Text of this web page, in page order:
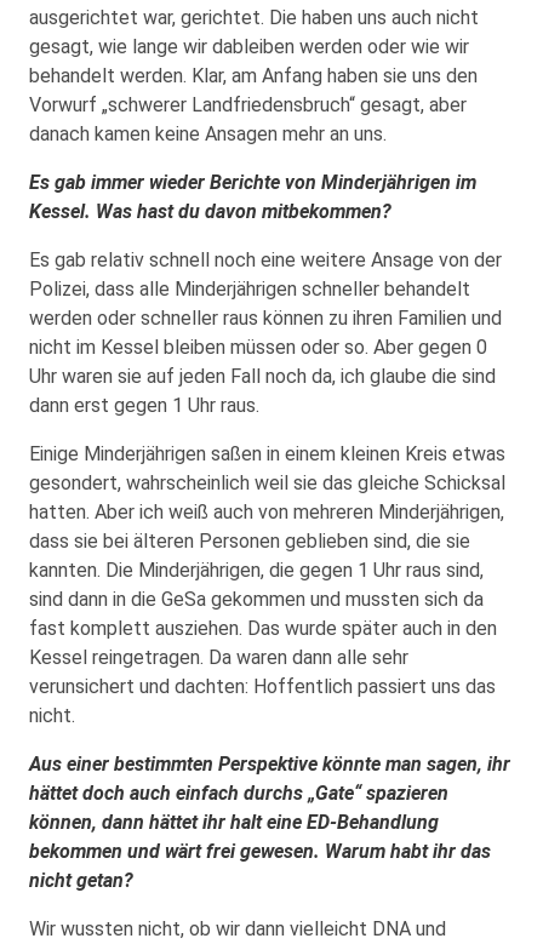
ausgerichtet war, gerichtet. Die haben uns auch nicht
gesagt, wie lange wir dableiben werden oder wie wir
behandelt werden. Klar, am Anfang haben sie uns den
Vorwurf „schwerer Landfriedensbruch“ gesagt, aber
danach kamen keine Ansagen mehr an uns.
Es gab immer wieder Berichte von Minderjährigen im
Kessel. Was hast du davon mitbekommen?
Es gab relativ schnell noch eine weitere Ansage von der
Polizei, dass alle Minderjährigen schneller behandelt
werden oder schneller raus können zu ihren Familien und
nicht im Kessel bleiben müssen oder so. Aber gegen 0
Uhr waren sie auf jeden Fall noch da, ich glaube die sind
dann erst gegen 1 Uhr raus.
Einige Minderjährigen saßen in einem kleinen Kreis etwas
gesondert, wahrscheinlich weil sie das gleiche Schicksal
hatten. Aber ich weiß auch von mehreren Minderjährigen,
dass sie bei älteren Personen geblieben sind, die sie
kannten. Die Minderjährigen, die gegen 1 Uhr raus sind,
sind dann in die GeSa gekommen und mussten sich da
fast komplett ausziehen. Das wurde später auch in den
Kessel reingetragen. Da waren dann alle sehr
verunsichert und dachten: Hoffentlich passiert uns das
nicht.
Aus einer bestimmten Perspektive könnte man sagen, ihr
hättet doch auch einfach durchs „Gate“ spazieren
können, dann hättet ihr halt eine ED-Behandlung
bekommen und wärt frei gewesen. Warum habt ihr das
nicht getan?
Wir wussten nicht, ob wir dann vielleicht DNA und